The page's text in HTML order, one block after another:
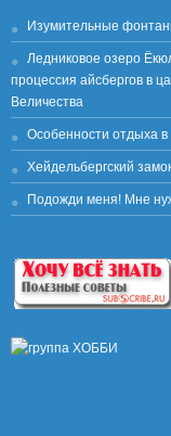
Изумительные
Ледниковое озеро
процессия айсбергов в
Величества
Особенности отдыха
Хейдельбергский
Подожди меня! Мне